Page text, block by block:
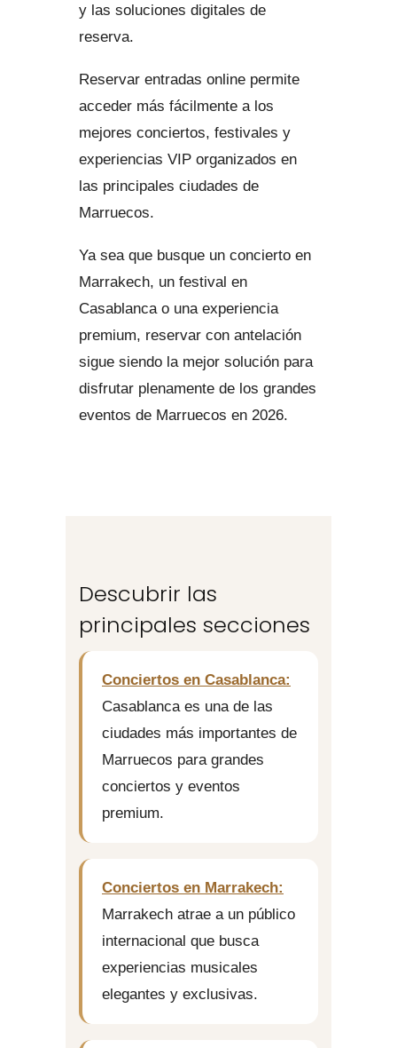
y las soluciones digitales de
reserva.
Reservar entradas online permite
acceder más fácilmente a los
mejores conciertos, festivales y
experiencias VIP organizados en
las principales ciudades de
Marruecos.
Ya sea que busque un concierto en
Marrakech, un festival en
Casablanca o una experiencia
premium, reservar con antelación
sigue siendo la mejor solución para
disfrutar plenamente de los grandes
eventos de Marruecos en 2026.
Descubrir las
principales secciones
Conciertos en Casablanca:
Casablanca es una de las
ciudades más importantes de
Marruecos para grandes
conciertos y eventos
premium.
Conciertos en Marrakech:
Marrakech atrae a un público
internacional que busca
experiencias musicales
elegantes y exclusivas.